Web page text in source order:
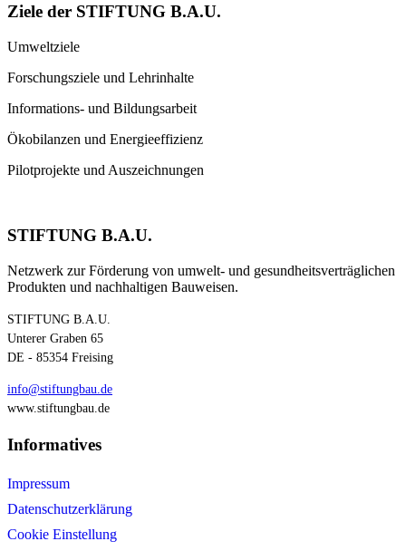
Ziele der STIFTUNG B.A.U.
Umweltziele
Forschungsziele und Lehrinhalte
Informations- und Bildungsarbeit
Ökobilanzen und Energieeffizienz
Pilotprojekte und Auszeichnungen
STIFTUNG B.A.U.
Netzwerk zur Förderung von umwelt- und gesundheitsverträglichen
Produkten und nachhaltigen Bauweisen.
STIFTUNG B.A.U.
Unterer Graben 65
DE - 85354 Freising
info@stiftungbau.de
www.stiftungbau.de
Informatives
Impressum
Datenschutzerklärung
Cookie Einstellung